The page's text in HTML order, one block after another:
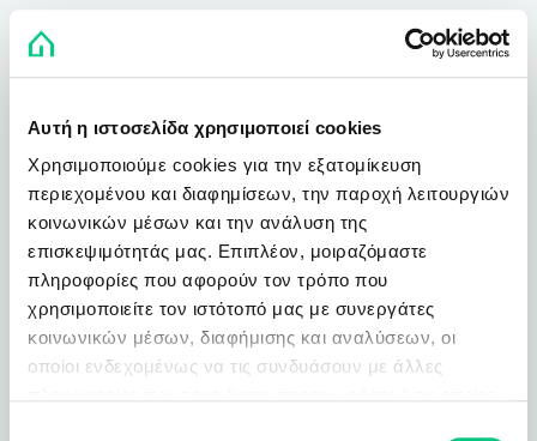
Αυτή η ιστοσελίδα χρησιμοποιεί cookies
Χρησιμοποιούμε cookies για την εξατομίκευση
περιεχομένου και διαφημίσεων, την παροχή λειτουργιών
κοινωνικών μέσων και την ανάλυση της
επισκεψιμότητάς μας. Επιπλέον, μοιραζόμαστε
πληροφορίες που αφορούν τον τρόπο που
χρησιμοποιείτε τον ιστότοπό μας με συνεργάτες
κοινωνικών μέσων, διαφήμισης και αναλύσεων, οι
οποίοι ενδεχομένως να τις συνδυάσουν με άλλες